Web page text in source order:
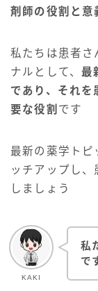
剤師の役割と意
私たちは患者さ
ナルとして、最
であり、それを
要な役割 です
最新の薬学トピ
ッチアップし
しましょう
KAKI
私
で